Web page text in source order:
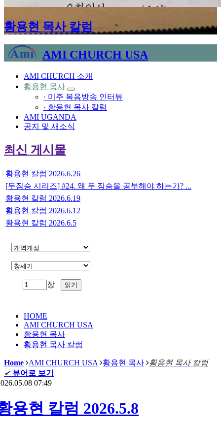
황용현 목사 칼럼
AMI CHURCH USA
AMI CHURCH 소개
황용현 목사
· 미주 복음방송 인터뷰
· 황용현 목사 칼럼
AMI UGANDA
공지 및 새소식
최신 게시물
황용현 칼럼 2026.6.26
[두짐승 시리즈] #24. 왜 두 짐승을 공부해야 하는가? ...
황용현 칼럼 2026.6.19
황용현 칼럼 2026.6.12
황용현 칼럼 2026.6.5
장
HOME
AMI CHURCH USA
황용현 목사
황용현 목사 칼럼
Home AMI CHURCH USA 황용현 목사
황용현 목사 칼럼
✔ 뷰어로 보기
07:49
용현 칼럼 2026.5.8